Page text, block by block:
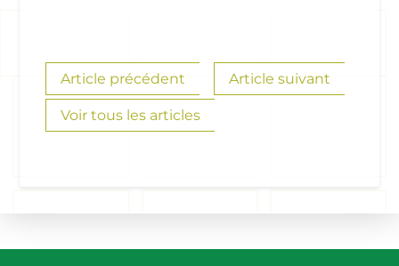
Article précédent Article suivant
Voir tous les articles